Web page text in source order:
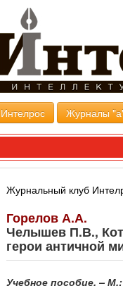
Интелрос Журналы
Журнальный клуб
Горелов А.А.
Челышев П.В.,
герои античной
Учебное пособие. –